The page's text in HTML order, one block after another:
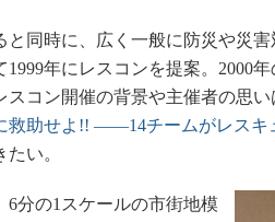
同時に、広く一般に防災や災
年にレスコンを提案。2000年
コン開催の背景や主催者の思い
救助せよ!! ――14チームがレスキ
い。
分の1スケールの市街地模